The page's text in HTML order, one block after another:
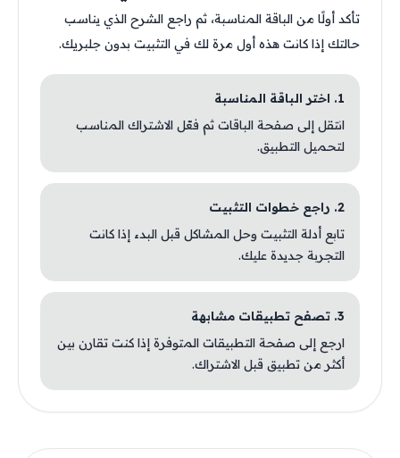
تأكد أولًا من الباقة المناسبة، ثم راجع الشرح الذي يناسب
حالتك إذا كانت هذه أول مرة لك في التثبيت بدون جلبريك.
1. اختر الباقة المناسبة
انتقل إلى صفحة الباقات ثم فعّل الاشتراك المناسب
لتحميل التطبيق.
2. راجع خطوات التثبيت
تابع أدلة التثبيت وحل المشاكل قبل البدء إذا كانت
التجربة جديدة عليك.
3. تصفح تطبيقات مشابهة
ارجع إلى صفحة التطبيقات المتوفرة إذا كنت تقارن بين
أكثر من تطبيق قبل الاشتراك.